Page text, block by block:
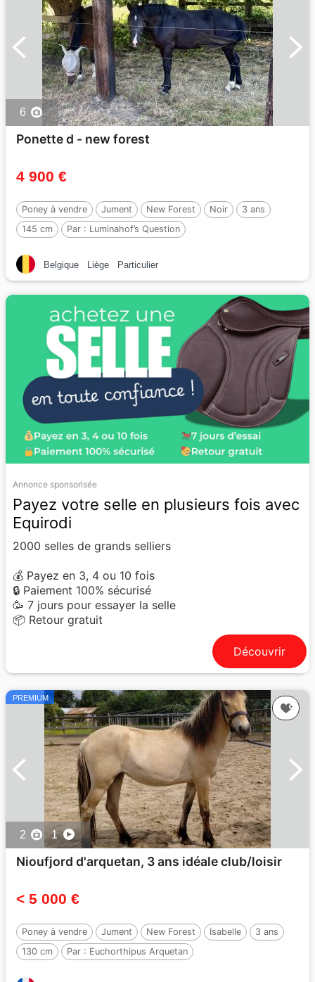
6
Ponette d - new forest
4 900 €
Poney à vendre Jument New Forest Noir
3 ans
145 cm
Par : Luminahof’s Question
Belgique Liège Particulier
Annonce sponsorisée
Payez votre selle en plusieurs fois avec
Equirodi
2000 selles de grands selliers
💰 Payez en 3, 4 ou 10 fois
🔒 Paiement 100% sécurisé
🥳 7 jours pour essayer la selle
📦 Retour gratuit
Découvrir
PREMIUM
2 1
Nioufjord d'arquetan, 3 ans idéale club/loisir
< 5 000 €
Poney à vendre Jument New Forest Isabelle
3 ans
130 cm
Par : Euchorthipus Arquetan